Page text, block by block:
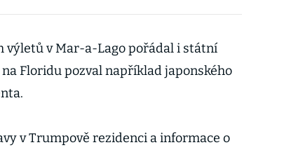
výletů v Mar-a-Lago pořádal i státní
Floridu pozval například japonského
v Trumpově rezidenci a informace o